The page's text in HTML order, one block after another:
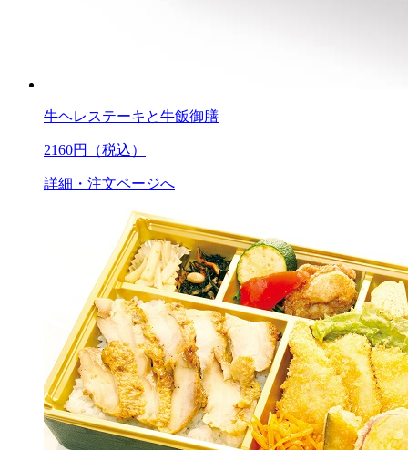
牛ヘレステーキと牛飯御膳
2160円（税込）
詳細・注文ページへ